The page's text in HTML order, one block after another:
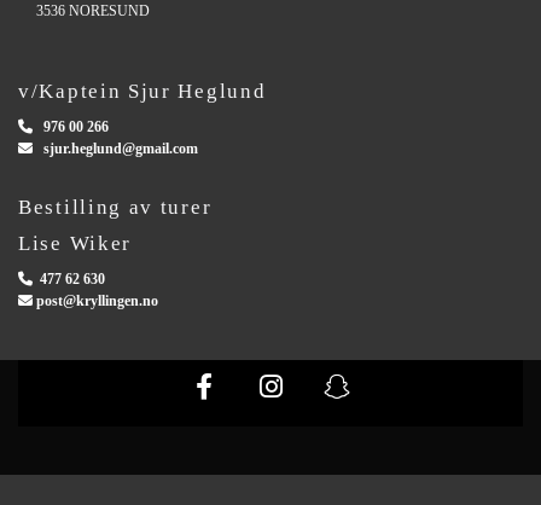
3536 NORESUND
v/Kaptein Sjur Heglund
 976 00 266
 sjur.heglund@gmail.com
Bestilling av turer
Lise Wiker
 477 62 630
 post@kryllingen.no